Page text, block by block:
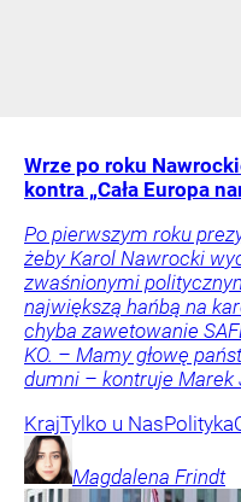
Wrze po roku
kontra „Cała Europa
Po pierwszym roku
żeby Karol Nawrocki
zwaśnionymi
największą hańbą na
chyba zawetowanie
KO. – Mamy głowę
dumni – kontruje Marek
KrajTylko u NasPolityka
Magdalena Frindt